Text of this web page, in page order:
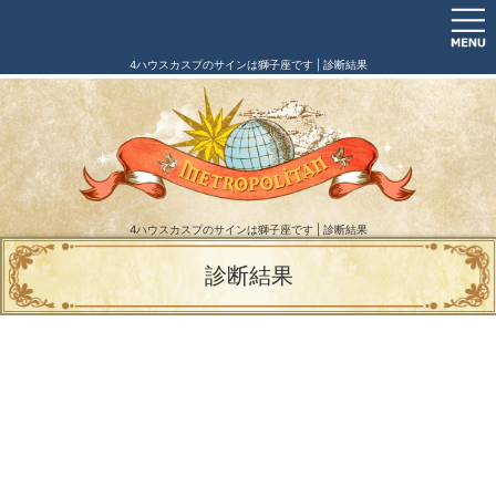
4ハウスカスプのサインは獅子座です | 診断結果
4ハウスカスプのサインは獅子座です | 診断結果
診断結果